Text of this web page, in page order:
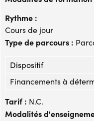
Rythme :
Cours de jour
Type de parcours :
Dispositif
Financements à
Tarif : N.C.
Modalités